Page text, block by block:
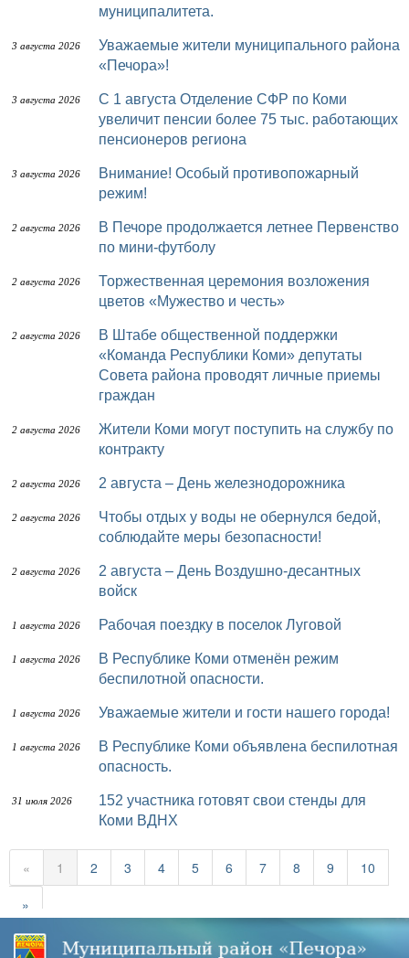
муниципалитета.
3 августа 2026
Уважаемые жители муниципального района
«Печора»!
3 августа 2026
С 1 августа Отделение СФР по Коми
увеличит пенсии более 75 тыс. работающих
пенсионеров региона
3 августа 2026
Внимание! Особый противопожарный
режим!
2 августа 2026
В Печоре продолжается летнее Первенство
по мини-футболу
2 августа 2026
Торжественная церемония возложения
цветов «Мужество и честь»
2 августа 2026
В Штабе общественной поддержки
«Команда Республики Коми» депутаты
Совета района проводят личные приемы
граждан
2 августа 2026
Жители Коми могут поступить на службу по
контракту
2 августа 2026 2 августа – День железнодорожника
2 августа 2026
Чтобы отдых у воды не обернулся бедой,
соблюдайте меры безопасности!
2 августа 2026
2 августа – День Воздушно-десантных
войск
1 августа 2026 Рабочая поездку в поселок Луговой
1 августа 2026
В Республике Коми отменён режим
беспилотной опасности.
1 августа 2026 Уважаемые жители и гости нашего города!
1 августа 2026
В Республике Коми объявлена беспилотная
опасность.
31 июля 2026
152 участника готовят свои стенды для
Коми ВДНХ
« 1 2 3 4 5 6 7 8 9
10
»